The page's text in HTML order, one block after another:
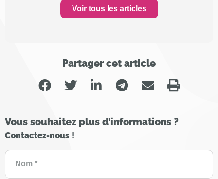
Voir tous les articles
Vous souhaitez plus d’informations ?
Contactez-nous !
Partager cet article